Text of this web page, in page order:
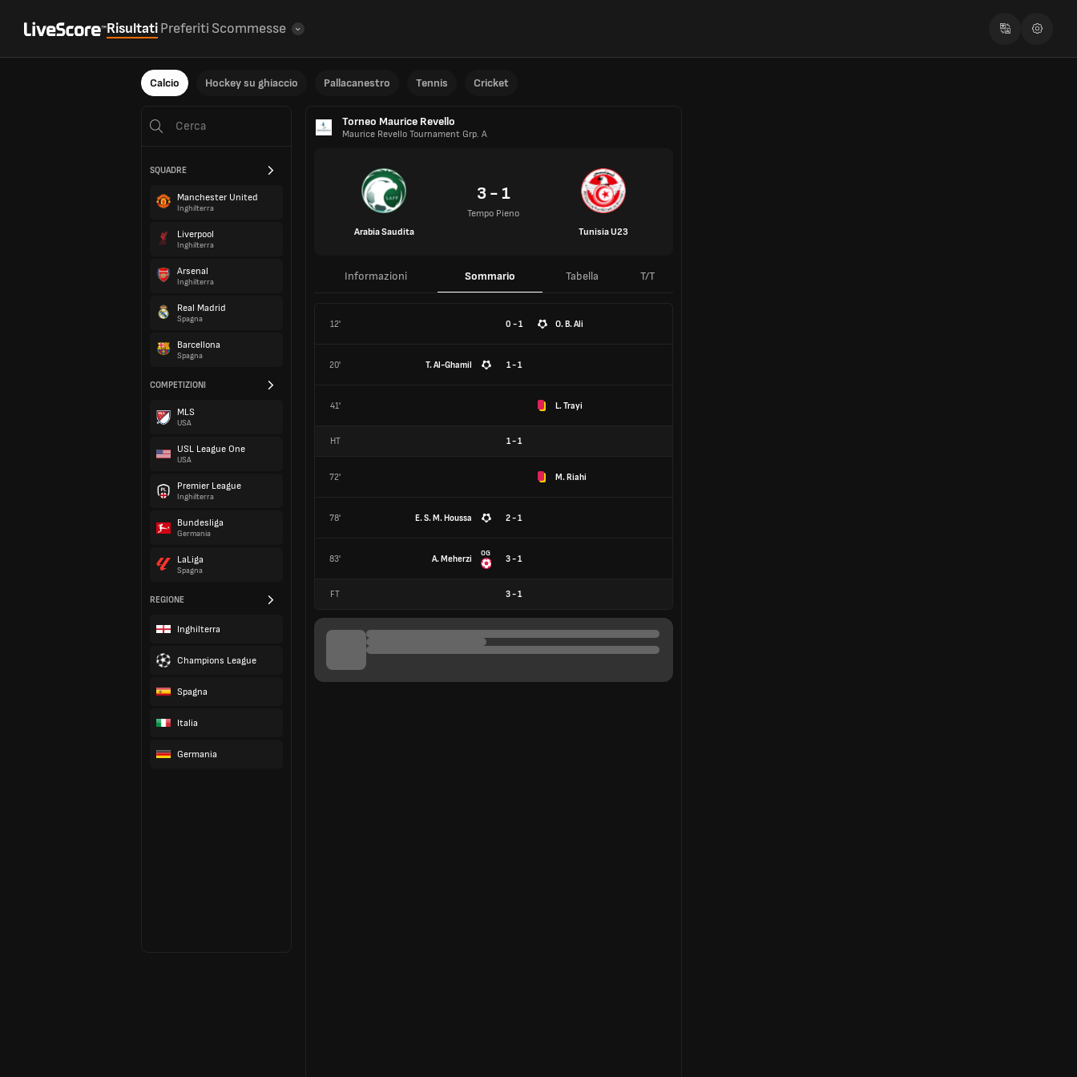
RisultatiPreferiti Scommesse
Calcio Hockey su ghiaccio Pallacanestro Tennis Cricket
SQUADRE
Manchester United
Inghilterra
Liverpool
Inghilterra
Arsenal
Inghilterra
Real Madrid
Spagna
Barcellona
Spagna
COMPETIZIONI
MLS
USA
USL League One
USA
Premier League
Inghilterra
Bundesliga
Germania
LaLiga
Spagna
REGIONE
Inghilterra
Champions League
Spagna
Italia
Germania
Torneo Maurice Revello
Maurice Revello Tournament Grp. A
Arabia Saudita
3 - 1
Tempo Pieno
Tunisia U23
Informazioni Sommario Tabella T/T
12' 0 - 1 O. B. Ali
20' T. Al-Ghamil 1 - 1
41' L. Trayi
HT 1-1
72' M. Riahi
78' E. S. M. Houssa 2 - 1
83' A. Meherzi
OG
3 - 1
FT 3-1